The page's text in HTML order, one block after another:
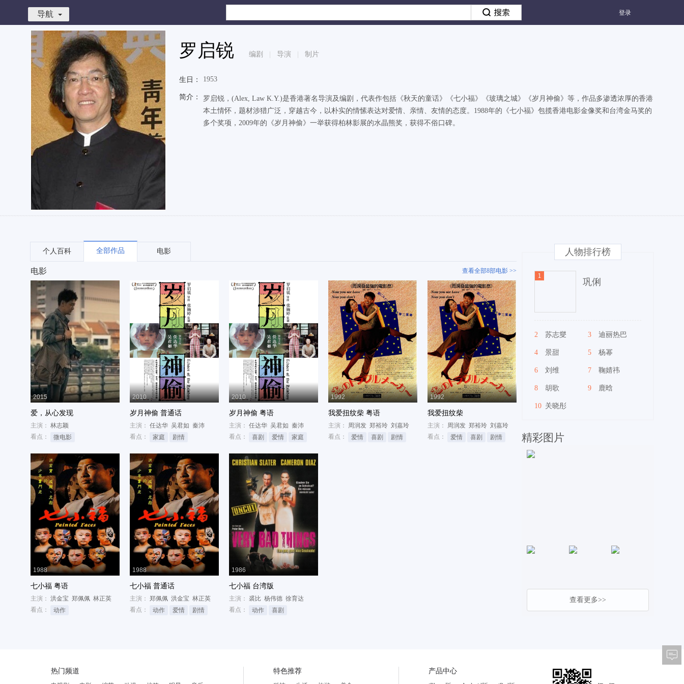
登录
导航
罗启锐 编剧 导演 制片
生日： 1953
简介：
罗启锐，(Alex, Law K.Y.)是香港著名导演及编剧，代表作包括《秋天的童话》《七小福》《玻璃之城》《岁月神偷》等，作品多渗透浓厚的香港
本土情怀，题材涉猎广泛，穿越古今，以朴实的情愫表达对爱情、亲情、友情的态度。1988年的《七小福》包揽香港电影金像奖和台湾金马奖的
多个奖项，2009年的《岁月神偷》一举获得柏林影展的水晶熊奖，获得不俗口碑。
个人百科 全部作品 电影
电影 查看全部8部电影 >>
2015
爱，从心发现
主演： 林志颖
看点：
微电影
2010
岁月神偷 普通话
主演： 任达华 吴君如 秦沛
看点：
家庭 剧情
2010
岁月神偷 粤语
主演： 任达华 吴君如 秦沛
看点：
喜剧 爱情 家庭
1992
我爱扭纹柴 粤语
主演： 周润发 郑裕玲 刘嘉玲
看点：
爱情 喜剧 剧情
1992
我爱扭纹柴
主演： 周润发 郑裕玲 刘嘉玲
看点：
爱情 喜剧 剧情
1988
七小福 粤语
主演： 洪金宝 郑佩佩 林正英
看点：
动作
1988
七小福 普通话
主演： 郑佩佩 洪金宝 林正英
看点：
动作 爱情 剧情
1986
七小福 台湾版
主演： 裘比 杨伟德 徐育达
看点：
动作 喜剧
人物排行榜
巩俐
2 苏志燮 3 迪丽热巴
4 景甜 5 杨幂
6 刘维 7 鞠婧祎
8 胡歌 9 鹿晗
10 关晓彤
精彩图片
查看更多>>
热门频道 特色推荐 产品中心